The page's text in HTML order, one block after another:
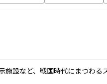
施設など、戦国時代にまつわる